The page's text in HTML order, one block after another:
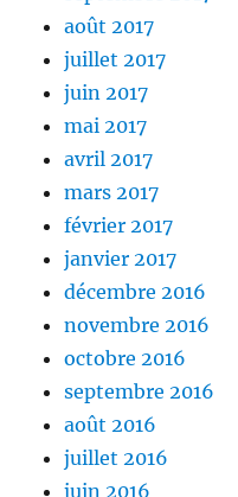
août 2017
juillet 2017
juin 2017
mai 2017
avril 2017
mars 2017
février 2017
janvier 2017
décembre 2016
novembre 2016
octobre 2016
septembre 2016
août 2016
juillet 2016
juin 2016